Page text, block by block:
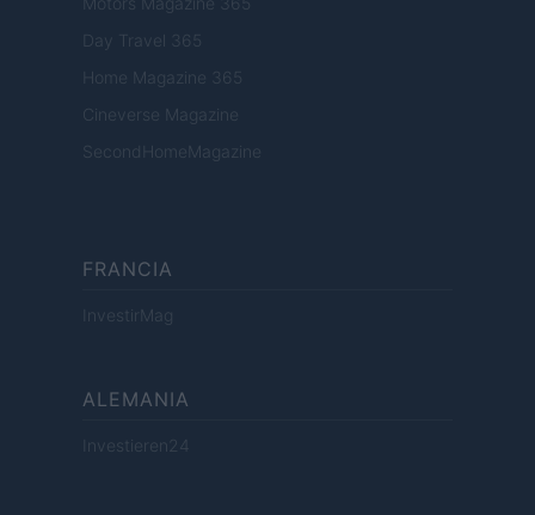
Day Travel 365
Home Magazine 365
Cineverse Magazine
SecondHomeMagazine
FRANCIA
InvestirMag
ALEMANIA
Investieren24